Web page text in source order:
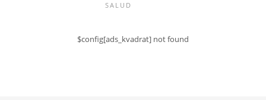
SALUD
$config[ads_kvadrat] not found